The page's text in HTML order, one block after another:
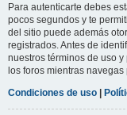
Para autenticarte debes
pocos segundos y te
del sitio puede además
registrados. Antes de
nuestros términos de uso
los foros mientras navegas
Condiciones de uso |